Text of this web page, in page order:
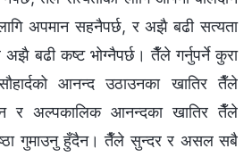
अपमान सहनैपर्छ, र अझै बढी सत्यता
अझै बढी कष्ट भोग्नैपर्छ। तैँले गर्नुपर्ने कुरा
आनन्द उठाउनका खातिर तैँले
र अल्पकालिक आनन्दका खातिर तैँले
गुमाउनु हुँदैन। तैँले सुन्दर र असल सबै